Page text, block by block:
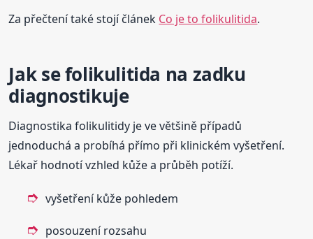
Za přečtení také stojí článek Co je to folikulitida.
Jak se folikulitida na zadku
diagnostikuje
Diagnostika folikulitidy je ve většině případů
jednoduchá a probíhá přímo při klinickém vyšetření.
Lékař hodnotí vzhled kůže a průběh potíží.
vyšetření kůže pohledem
posouzení rozsahu